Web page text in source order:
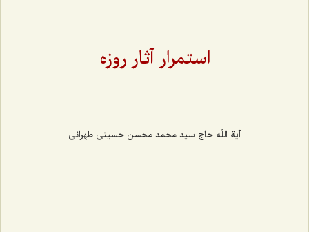
استمرار آثار روزه
آیة اللَه حاج سید محمد محسن حسینی طهرانی